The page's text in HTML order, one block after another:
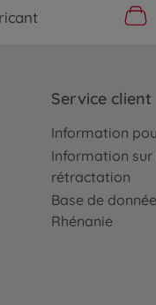
Service client
Information
Information
rétractation
Base de
Rhénanie